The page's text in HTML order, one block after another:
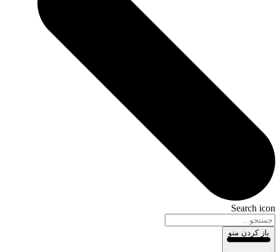
Search icon
باز کردن منو